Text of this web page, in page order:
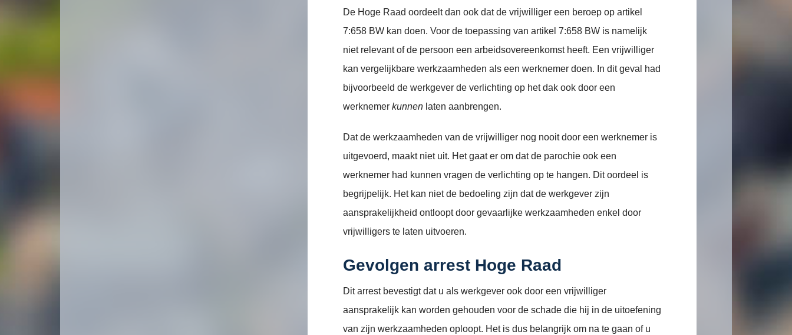
De Hoge Raad oordeelt dan ook dat de vrijwilliger een beroep op artikel
7:658 BW kan doen. Voor de toepassing van artikel 7:658 BW is namelijk
niet relevant of de persoon een arbeidsovereenkomst heeft. Een vrijwilliger
kan vergelijkbare werkzaamheden als een werknemer doen. In dit geval had
bijvoorbeeld de werkgever de verlichting op het dak ook door een
werknemer kunnen laten aanbrengen.
Dat de werkzaamheden van de vrijwilliger nog nooit door een werknemer is
uitgevoerd, maakt niet uit. Het gaat er om dat de parochie ook een
werknemer had kunnen vragen de verlichting op te hangen. Dit oordeel is
begrijpelijk. Het kan niet de bedoeling zijn dat de werkgever zijn
aansprakelijkheid ontloopt door gevaarlijke werkzaamheden enkel door
vrijwilligers te laten uitvoeren.
Gevolgen arrest Hoge Raad
Dit arrest bevestigt dat u als werkgever ook door een vrijwilliger
aansprakelijk kan worden gehouden voor de schade die hij in de uitoefening
van zijn werkzaamheden oploopt. Het is dus belangrijk om na te gaan of u